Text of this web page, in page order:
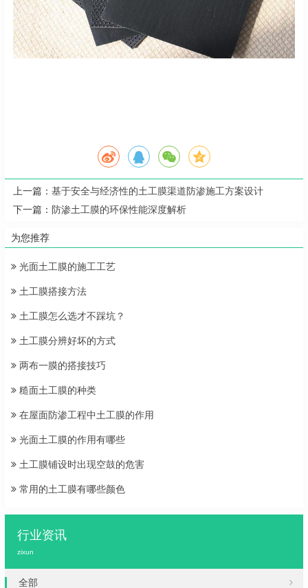
上一篇： 基于安全与经济性的土工膜渠道防渗施工方案设计
下一篇： 防渗土工膜的环保性能深度解析
为您推荐
光面土工膜的施工工艺
土工膜搭接方法
土工膜怎么选才不踩坑？
土工膜分辨好坏的方式
两布一膜的搭接技巧
糙面土工膜的种类
在屋面防渗工程中土工膜的作用
光面土工膜的作用有哪些
土工膜铺设时出现空鼓的危害
常用的土工膜有哪些颜色
行业资讯
zixun
全部